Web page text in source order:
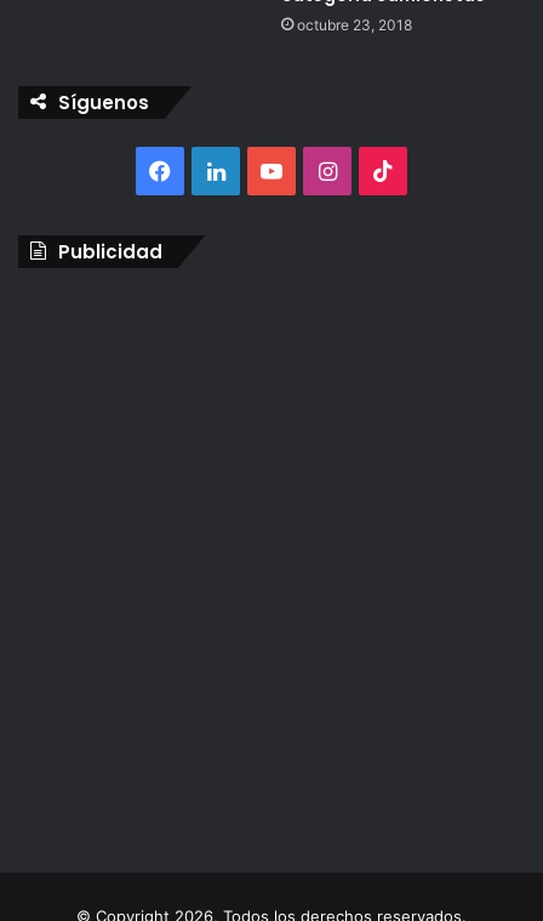
octubre 23, 2018
Síguenos
Facebook
LinkedInYouTubeInstagram
Publicidad
© Copyright 2026, Todos los derechos reservados.